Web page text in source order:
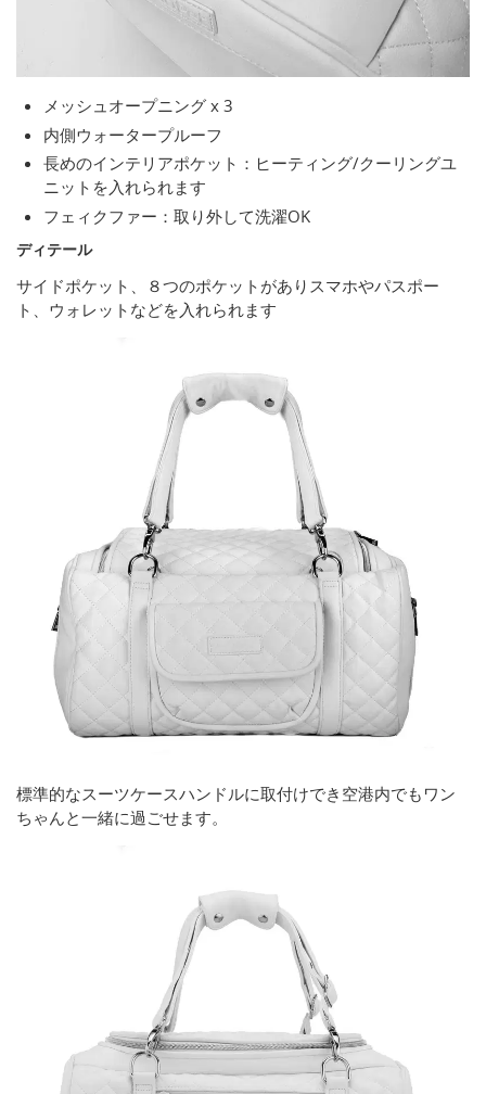
メッシュオープニング x 3
内側ウォータープルーフ
長めのインテリアポケット：ヒーティング/クーリングユ
ニットを入れられます
フェィクファー：取り外して洗濯OK
ディテール
サイドポケット、８つのポケットがありスマホやパスポー
ト、ウォレットなどを入れられます
標準的なスーツケースハンドルに取付けでき空港内でもワン
ちゃんと一緒に過ごせます。